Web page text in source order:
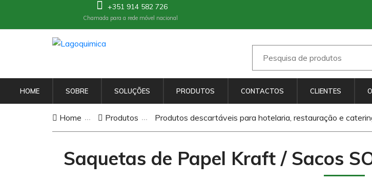
+351 914 582 726
Chamada para a rede móvel nacional
HOME SOBRE SOLUÇÕES PRODUTOS CONTACTOS CLIENTES
Home Produtos Produtos descartáveis para hotelaria, restauração e
Saquetas de Papel Kraft / Sacos